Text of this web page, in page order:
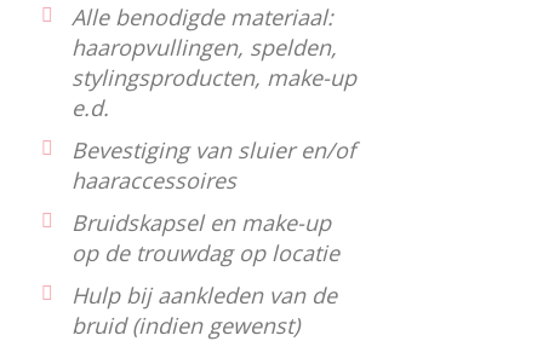
Alle benodigde materiaal:
haaropvullingen, spelden,
stylingsproducten, make-up
e.d.
Bevestiging van sluier en/of
haaraccessoires
Bruidskapsel en make-up
op de trouwdag op locatie
Hulp bij aankleden van de
bruid (indien gewenst)